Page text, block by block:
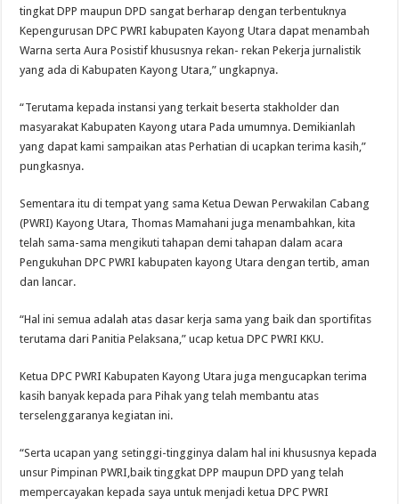
tingkat DPP maupun DPD sangat berharap dengan terbentuknya
Kepengurusan DPC PWRI kabupaten Kayong Utara dapat menambah
Warna serta Aura Posistif khususnya rekan- rekan Pekerja jurnalistik
yang ada di Kabupaten Kayong Utara,” ungkapnya.
“Terutama kepada instansi yang terkait beserta stakholder dan
masyarakat Kabupaten Kayong utara Pada umumnya. Demikianlah
yang dapat kami sampaikan atas Perhatian di ucapkan terima kasih,”
pungkasnya.
Sementara itu di tempat yang sama Ketua Dewan Perwakilan Cabang
(PWRI) Kayong Utara, Thomas Mamahani juga menambahkan, kita
telah sama-sama mengikuti tahapan demi tahapan dalam acara
Pengukuhan DPC PWRI kabupaten kayong Utara dengan tertib, aman
dan lancar.
“Hal ini semua adalah atas dasar kerja sama yang baik dan sportifitas
terutama dari Panitia Pelaksana,” ucap ketua DPC PWRI KKU.
Ketua DPC PWRI Kabupaten Kayong Utara juga mengucapkan terima
kasih banyak kepada para Pihak yang telah membantu atas
terselenggaranya kegiatan ini.
“Serta ucapan yang setinggi-tingginya dalam hal ini khususnya kepada
unsur Pimpinan PWRI,baik tinggkat DPP maupun DPD yang telah
mempercayakan kepada saya untuk menjadi ketua DPC PWRI